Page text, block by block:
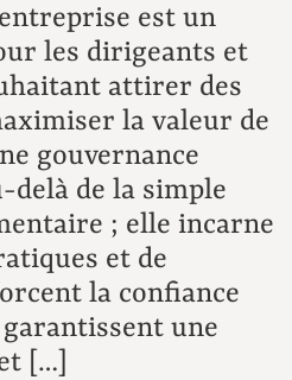
est un
les dirigeants et
attirer des
la valeur de
gouvernance
delà de la simple
; elle incarne
et de
la confiance
une
[…]